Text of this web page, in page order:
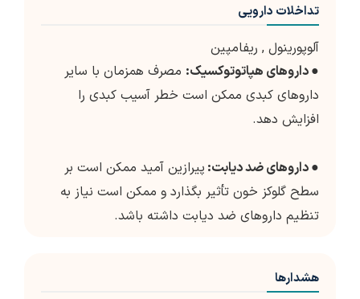
تداخلات دارویی
آلوپورینول , ریفامپین
●داروهای هپاتوتوکسیک: مصرف همزمان با سایر
داروهای کبدی ممکن است خطر آسیب کبدی را
افزایش دهد.
●داروهای ضد دیابت: پیرازین آمید ممکن است بر
سطح گلوکز خون تأثیر بگذارد و ممکن است نیاز به
تنظیم داروهای ضد دیابت داشته باشد.
هشدارها